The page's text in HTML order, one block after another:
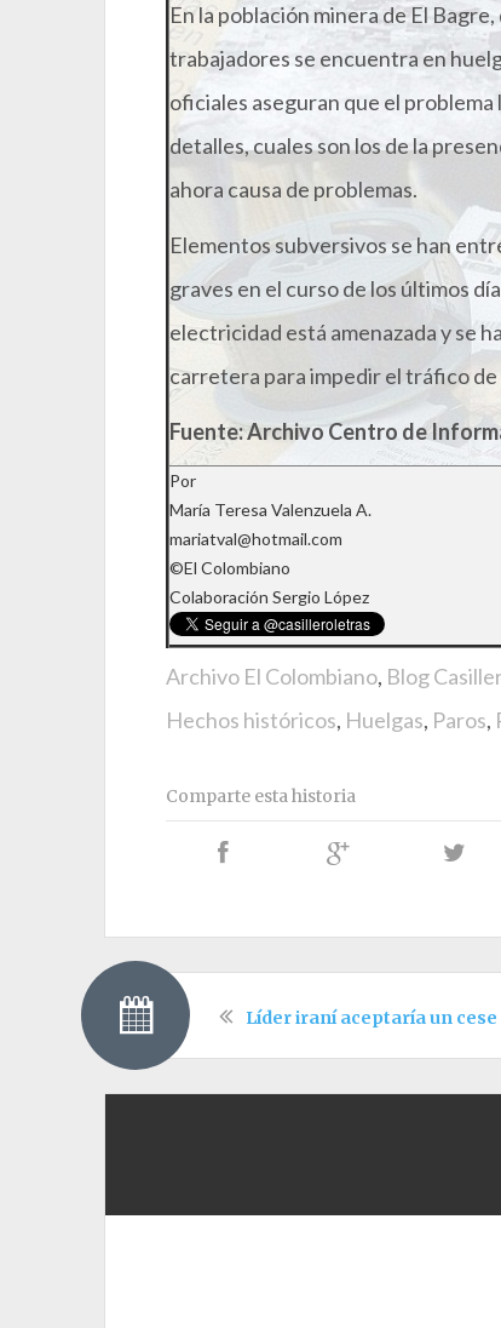
En la población minera de El
trabajadores se encuentra en
oficiales aseguran que el
detalles, cuales son los de la
ahora causa de problemas.
Elementos subversivos se han
graves en el curso de los últimos
electricidad está amenazada y se
carretera para impedir el tráfico de
Fuente: Archivo Centro de
Por
María Teresa Valenzuela A.
mariatval@hotmail.com
©El Colombiano
Colaboración Sergio López
Archivo El Colombiano, Blog
Hechos históricos, Huelgas, Paros,
Comparte esta historia
Líder iraní aceptaría un cese